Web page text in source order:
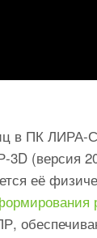
в ПК
(версия
её